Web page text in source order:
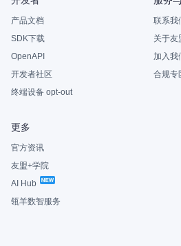
产品文档
SDK下载
OpenAPI
开发者社区
终端设备 opt-out
联系我
关于友
加入我
合规专
更多
官方资讯
友盟+学院
AI Hub
瓴羊数智服务